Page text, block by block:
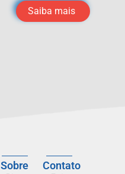
Saiba mais
Sobre Contato